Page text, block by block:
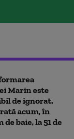
Marin este
de ignorat.
acum, în
de baie, la 51 de